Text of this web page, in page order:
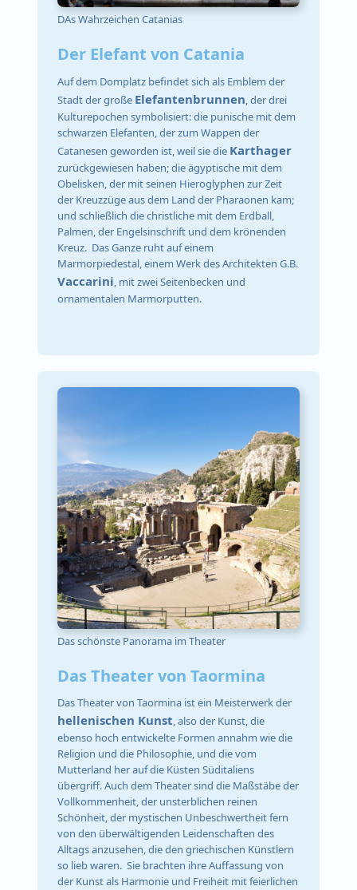
DAs Wahrzeichen Catanias
Der Elefant von Catania
Auf dem Domplatz befindet sich als Emblem der
Stadt der große Elefantenbrunnen, der drei
Kulturepochen symbolisiert: die punische mit dem
schwarzen Elefanten, der zum Wappen der
Catanesen geworden ist, weil sie die Karthager
zurückgewiesen haben; die ägyptische mit dem
Obelisken, der mit seinen Hieroglyphen zur Zeit
der Kreuzzüge aus dem Land der Pharaonen kam;
und schließlich die christliche mit dem Erdball,
Palmen, der Engelsinschrift und dem krönenden
Kreuz. Das Ganze ruht auf einem
Marmorpiedestal, einem Werk des Architekten G.B.
Vaccarini, mit zwei Seitenbecken und
ornamentalen Marmorputten.
Das schönste Panorama im Theater
Das Theater von Taormina
Das Theater von Taormina ist ein Meisterwerk der
hellenischen Kunst, also der Kunst, die
ebenso hoch entwickelte Formen annahm wie die
Religion und die Philosophie, und die vom
Mutterland her auf die Küsten Süditaliens
übergriff. Auch dem Theater sind die Maßstäbe der
Vollkommenheit, der unsterblichen reinen
Schönheit, der mystischen Unbeschwertheit fern
von den überwältigenden Leidenschaften des
Alltags anzusehen, die den griechischen Künstlern
so lieb waren. Sie brachten ihre Auffassung von
der Kunst als Harmonie und Freiheit mit feierlichen